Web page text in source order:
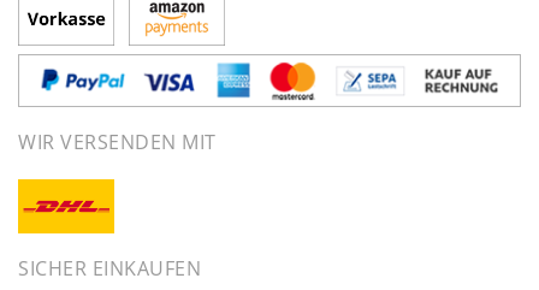
WIR VERSENDEN MIT
SICHER EINKAUFEN